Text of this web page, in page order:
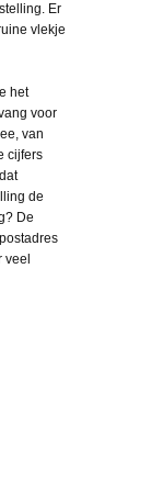
Er
vlekje
het
voor
van
cijfers
de
De